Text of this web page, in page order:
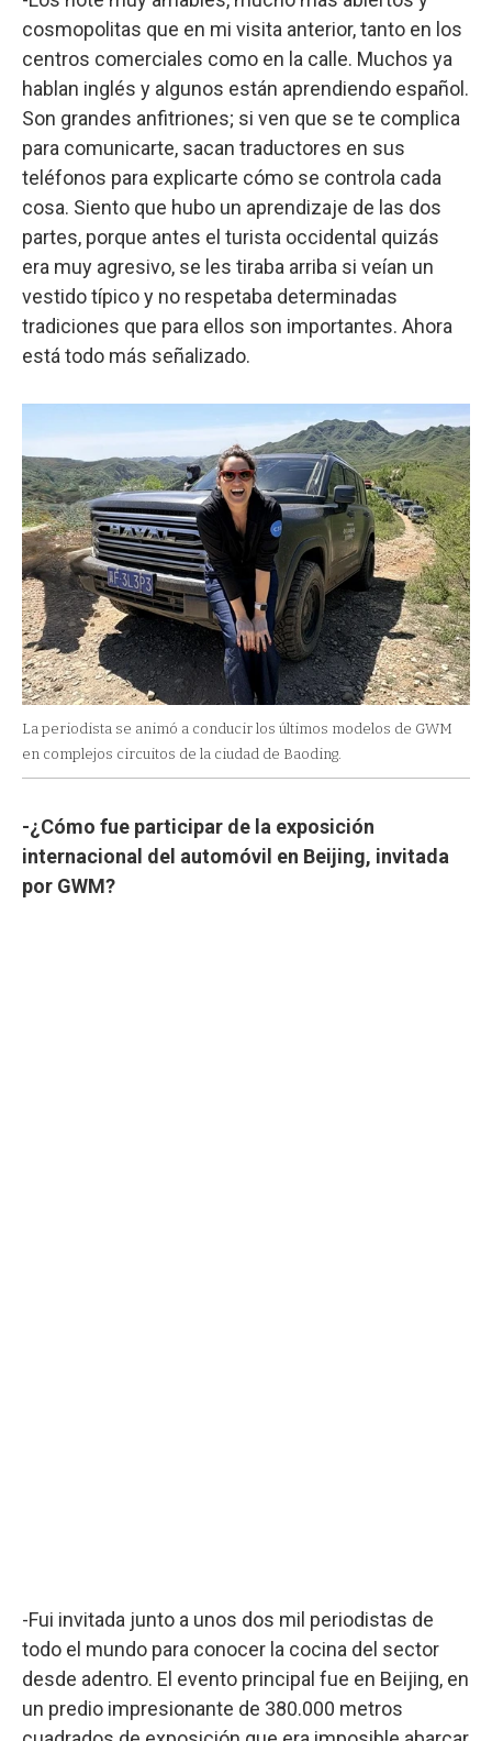
cosmopolitas que en mi visita anterior, tanto en los
centros comerciales como en la calle. Muchos ya
hablan inglés y algunos están aprendiendo español.
Son grandes anfitriones; si ven que se te complica
para comunicarte, sacan traductores en sus
teléfonos para explicarte cómo se controla cada
cosa. Siento que hubo un aprendizaje de las dos
partes, porque antes el turista occidental quizás
era muy agresivo, se les tiraba arriba si veían un
vestido típico y no respetaba determinadas
tradiciones que para ellos son importantes. Ahora
está todo más señalizado.
La periodista se animó a conducir los últimos modelos de GWM
en complejos circuitos de la ciudad de Baoding.
-¿Cómo fue participar de la exposición
internacional del automóvil en Beijing, invitada
por GWM?
-Fui invitada junto a unos dos mil periodistas de
todo el mundo para conocer la cocina del sector
desde adentro. El evento principal fue en Beijing, en
un predio impresionante de 380.000 metros